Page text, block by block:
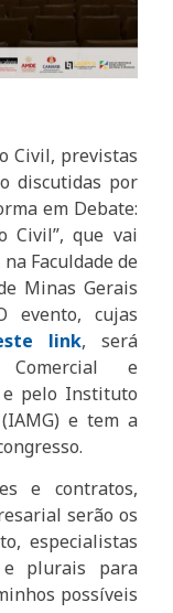
Civil, previstas
discutidas por
em Debate:
Civil”, que vai
Faculdade de
Minas Gerais
evento, cujas
link, será
Comercial e
e pelo Instituto
e tem a
e contratos,
serão os
especialistas
e plurais para
possíveis